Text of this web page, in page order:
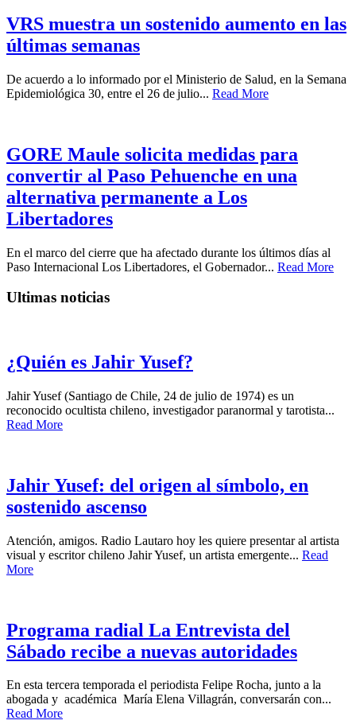
VRS muestra un sostenido aumento en las
últimas semanas
De acuerdo a lo informado por el Ministerio de Salud, en la Semana
Epidemiológica 30, entre el 26 de julio... Read More
GORE Maule solicita medidas para
convertir al Paso Pehuenche en una
alternativa permanente a Los
Libertadores
En el marco del cierre que ha afectado durante los últimos días al
Paso Internacional Los Libertadores, el Gobernador... Read More
Ultimas noticias
¿Quién es Jahir Yusef?
Jahir Yusef (Santiago de Chile, 24 de julio de 1974) es un
reconocido ocultista chileno, investigador paranormal y tarotista...
Read More
Jahir Yusef: del origen al símbolo, en
sostenido ascenso
Atención, amigos. Radio Lautaro hoy les quiere presentar al artista
visual y escritor chileno Jahir Yusef, un artista emergente... Read
More
Programa radial La Entrevista del
Sábado recibe a nuevas autoridades
En esta tercera temporada el periodista Felipe Rocha, junto a la
abogada y académica María Elena Villagrán, conversarán con...
Read More